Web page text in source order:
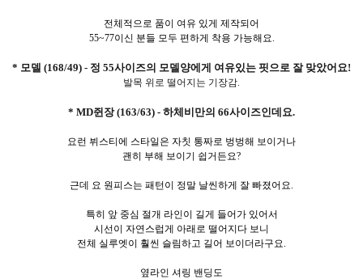
전체적으로 품이 여유 있게 제작되어
55~77이신 분들 모두 편하게 착용 가능해요.
* 모델 (168/49) - 정 55사이즈의 모델양에게 여유있는 핏으로 잘 맞았어요!
발목 위로 떨어지는 기장감.
* MD쥔장 (163/63) - 하체비만의 66사이즈인데요.
요런 뷔스티에 스타일은 자칫 통짜로 벙벙해 보이거나
괜히 부해 보이기 쉽거든요?
근데 요 원피스는 패턴이 정말 날씬하게 잘 빠졌어요.
특히 앞 중심 절개 라인이 길게 들어가 있어서
시선이 자연스럽게 아래로 떨어지다 보니
전체 실루엣이 훨씬 슬림하고 길어 보이더라구요.
옆라인 셔링 밴딩도